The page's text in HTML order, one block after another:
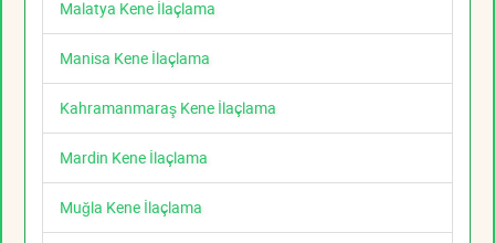
Malatya Kene İlaçlama
Manisa Kene İlaçlama
Kahramanmaraş Kene İlaçlama
Mardin Kene İlaçlama
Muğla Kene İlaçlama